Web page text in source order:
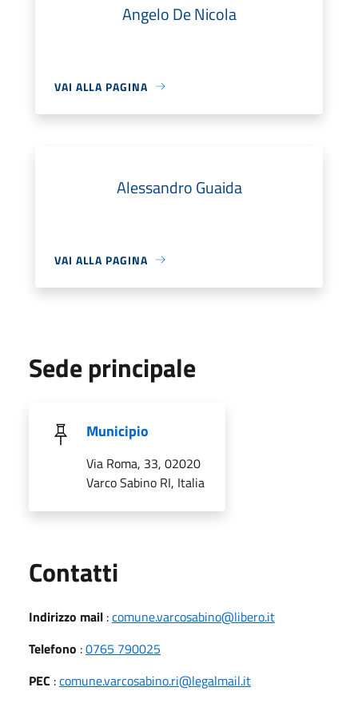
Angelo De Nicola
VAI ALLA PAGINA
Alessandro Guaida
VAI ALLA PAGINA
Sede principale
Municipio
Via Roma, 33, 02020
Varco Sabino RI, Italia
Contatti
Indirizzo mail :comune.varcosabino@libero.it
Telefono :0765 790025
PEC :comune.varcosabino.ri@legalmail.it